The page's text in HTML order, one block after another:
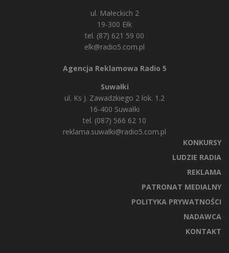
ul. Małeckich 2
19-300 Ełk
tel. (87) 621 59 00
elk@radio5.com.pl
Agencja Reklamowa Radio 5
Suwałki
ul. Ks J. Zawadzkiego 2 lok. 1.2
16-400 Suwałki
tel. (087) 566 62 10
reklama.suwalki@radio5.com.pl
KONKURSY
LUDZIE RADIA
REKLAMA
PATRONAT MEDIALNY
POLITYKA PRYWATNOŚCI
NADAWCA
KONTAKT